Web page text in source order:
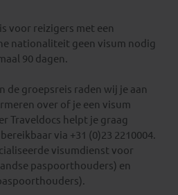
voor reizigers met een
nationaliteit geen visum nodig
90 dagen.
de groepsreis raden wij je aan
over of je een visum
Traveldocs helpt je graag
via +31 (0)23 2210004.
visumdienst voor
paspoorthouders) en